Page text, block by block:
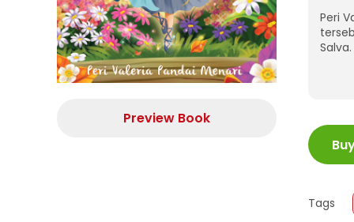
Preview Book
Peri
ISBN
Size
Tags